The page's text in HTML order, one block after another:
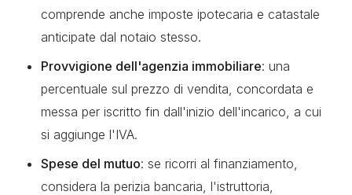
comprende anche imposte ipotecaria e catastale
anticipate dal notaio stesso.
Provvigione dell'agenzia immobiliare: una
percentuale sul prezzo di vendita, concordata e
messa per iscritto fin dall'inizio dell'incarico, a cui
si aggiunge l'IVA.
Spese del mutuo: se ricorri al finanziamento,
considera la perizia bancaria, l'istruttoria,